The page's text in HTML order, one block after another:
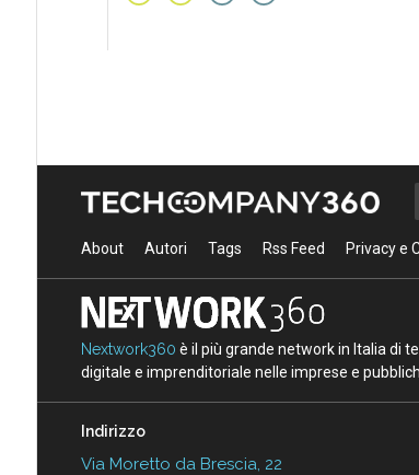
About Autori Tags Rss Feed Privacy e
Nextwork360 è il più grande network in Italia di
digitale e imprenditoriale nelle imprese e
Indirizzo
Via Moretto da Brescia, 22